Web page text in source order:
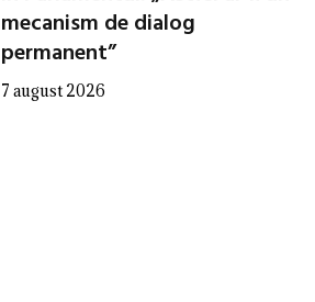
mecanism de dialog
permanent”
7 august 2026